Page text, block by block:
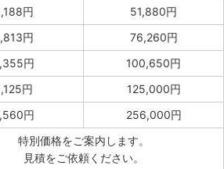
円
51,880円
円
76,260円
円
100,650円
円
125,000円
円 256,000円
特別価格をご案内します。
見積をご依頼ください。